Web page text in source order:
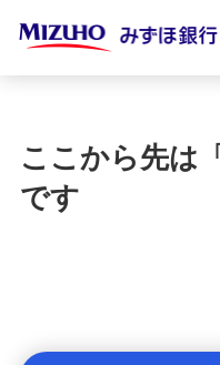
ここから先は「
です